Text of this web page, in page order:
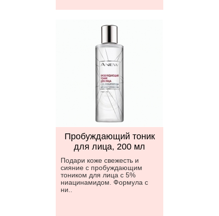
Пробуждающий тоник
для лица, 200 мл
Подари коже свежесть и
сияние с пробуждающим
тоником для лица с 5%
ниацинамидом. Формула с
ни..